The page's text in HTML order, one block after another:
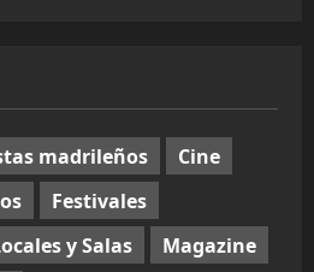
madrileños
Cine
Festivales
y Salas
Magazine